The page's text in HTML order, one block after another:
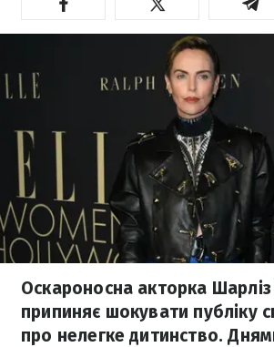
Оскароносна акторка
припиняє шокувати публіку
про нелегке дитинство.